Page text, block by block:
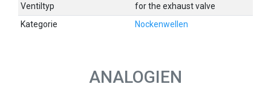
Ventiltyp
for the exhaust valve
Kategorie
Nockenwellen
ANALOGIEN